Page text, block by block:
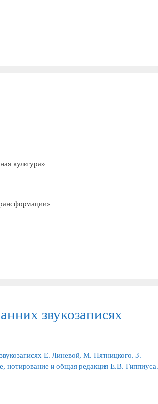
культура»
звукозаписях
Е. Линевой, М. Пятницкого, З.
нотирование и общая редакция Е.В. Гиппиуса.